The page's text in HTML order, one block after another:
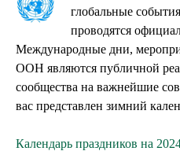
глобальные
проводятся
Международные дни,
ООН являются публичной
сообщества на важнейшие
вас представлен зимний
Календарь праздников на